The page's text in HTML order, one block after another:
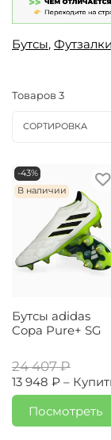
Бутсы,
Товаров 3
СОРТИРОВКА
-43%
В наличии
Бутсы adidas
Copa Pure+ SG
24 407 ₽
13 948 ₽ –
Посмотреть